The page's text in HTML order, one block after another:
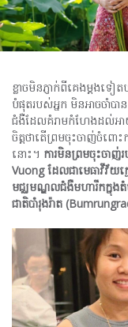
ខ្លាចមិនភ្ញាក់ពីគេងម្តងទ
បំផុតរបស់អ្នក មិនអាចចាំ
ជំងឺដែលគំរាមកំហែងដល់អា
ចិត្តថាតើព្រមចុះចាញ់ចំពោះ
នោះ។ ការមិនព្រមចុះចាញ់
Vuong ដែលជាមេធាវីវ័យ
មជ្ឈមណ្ឌលជំងឺមហារីកក្នុងតំ
ជាតិបាំរុងរ៉ាត (